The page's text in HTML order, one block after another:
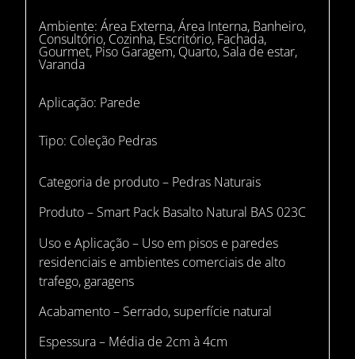
Ambiente: Área Externa,Área Interna, Banheiro,
Consultório, Cozinha, Escritório, Fachada,
Gourmet, Piso Garagem, Quarto, Sala de estar,
Varanda
Aplicação: Parede
Tipo: Coleção Pedras
Categoria de produto – Pedras Naturais
Produto – Smart Pack Basalto Natural BAS 023C
Uso e Aplicação – Uso em pisos e paredes
residenciais e ambientes comerciais de alto
trafego, garagens
Acabamento – Serrado, superfície natural
Espessura – Média de 2cm à 4cm